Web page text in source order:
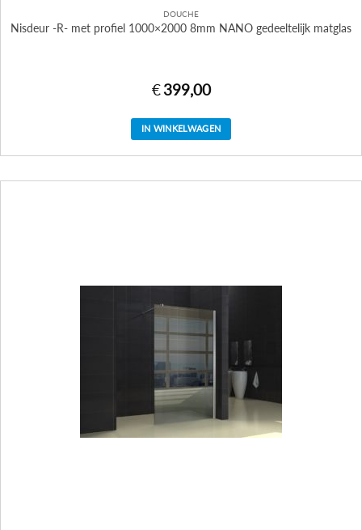
DOUCHE
Nisdeur -R- met profiel 1000×2000 8mm NANO gedeeltelijk matglas
€ 399,00
IN WINKELWAGEN